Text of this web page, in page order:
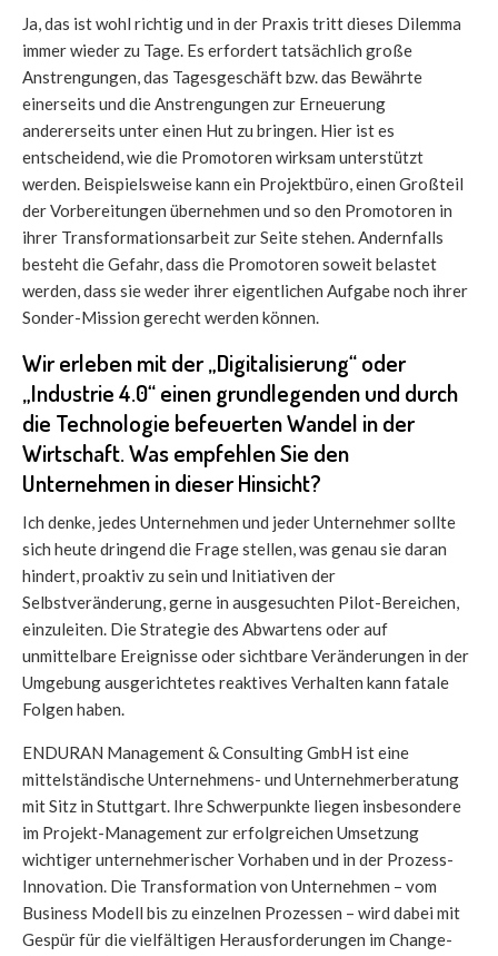
Ja, das ist wohl richtig und in der Praxis tritt dieses Dilemma
immer wieder zu Tage. Es erfordert tatsächlich große
Anstrengungen, das Tagesgeschäft bzw. das Bewährte
einerseits und die Anstrengungen zur Erneuerung
andererseits unter einen Hut zu bringen. Hier ist es
entscheidend, wie die Promotoren wirksam unterstützt
werden. Beispielsweise kann ein Projektbüro, einen Großteil
der Vorbereitungen übernehmen und so den Promotoren in
ihrer Transformationsarbeit zur Seite stehen. Andernfalls
besteht die Gefahr, dass die Promotoren soweit belastet
werden, dass sie weder ihrer eigentlichen Aufgabe noch ihrer
Sonder-Mission gerecht werden können.
Wir erleben mit der „Digitalisierung“ oder
„Industrie 4.0“ einen grundlegenden und durch
die Technologie befeuerten Wandel in der
Wirtschaft. Was empfehlen Sie den
Unternehmen in dieser Hinsicht?
Ich denke, jedes Unternehmen und jeder Unternehmer sollte
sich heute dringend die Frage stellen, was genau sie daran
hindert, proaktiv zu sein und Initiativen der
Selbstveränderung, gerne in ausgesuchten Pilot-Bereichen,
einzuleiten. Die Strategie des Abwartens oder auf
unmittelbare Ereignisse oder sichtbare Veränderungen in der
Umgebung ausgerichtetes reaktives Verhalten kann fatale
Folgen haben.
ENDURAN Management & Consulting GmbH ist eine
mittelständische Unternehmens- und Unternehmerberatung
mit Sitz in Stuttgart. Ihre Schwerpunkte liegen insbesondere
im Projekt-Management zur erfolgreichen Umsetzung
wichtiger unternehmerischer Vorhaben und in der Prozess-
Innovation. Die Transformation von Unternehmen – vom
Business Modell bis zu einzelnen Prozessen – wird dabei mit
Gespür für die vielfältigen Herausforderungen im Change-